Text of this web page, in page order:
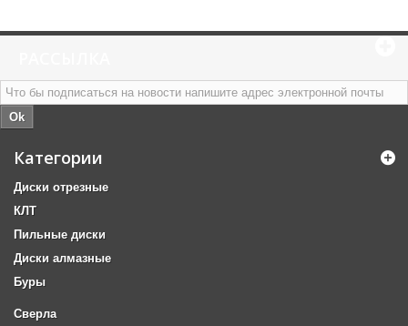
Ok
Категории
Диски отрезные
КЛТ
Пильные диски
Диски алмазные
Буры
Сверла